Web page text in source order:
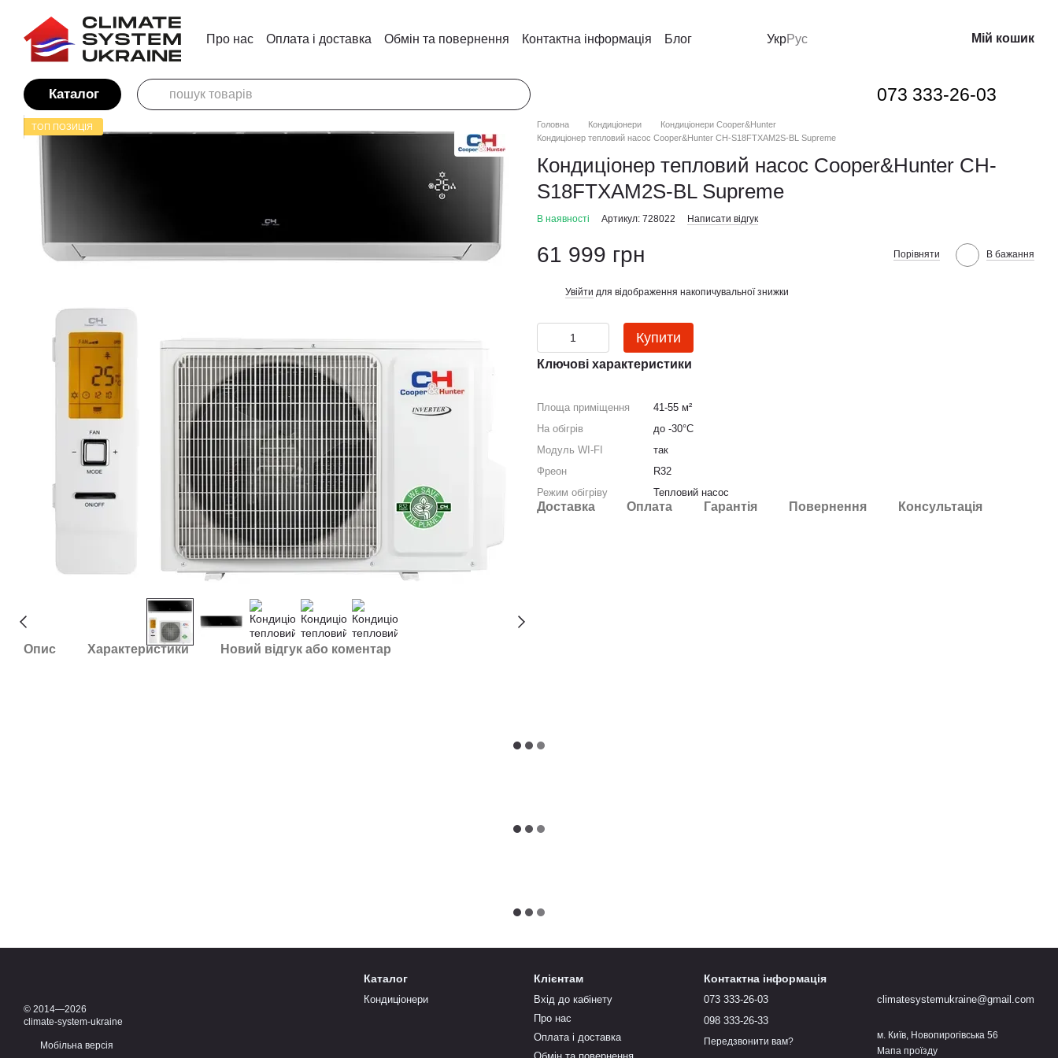
Про нас Оплата і доставка Обмін та повернення Контактна інформація Блог УкрРус Мій кошик
Каталог 073 333-26-03
ТОП ПОЗИЦІЯ
Опис Характеристики Новий відгук або коментар
Головна Кондиціонери
Кондиціонери Cooper&Hunter
Кондиціонер тепловий насос Cooper&Hunter CH-S18FTXAM2S-BL Supreme
Кондиціонер тепловий насос Cooper&Hunter CH-
S18FTXAM2S-BL Supreme
В наявності Артикул: 728022 Написати відгук
61 999 грн Порівняти В бажання
Увійти для відображення накопичувальної знижки
Купити
Ключові характеристики
Площа приміщення
41-55 м²
На обігрів
до -30°C
Модуль WI-FI
так
Фреон
R32
Режим обігріву
Тепловий насос
Доставка Оплата Гарантія Повернення Консультація
© 2014—2026
climate-system-ukraine
Мобільна версія
Каталог
Кондиціонери
Клієнтам
Вхід до кабінету
Про нас
Оплата і доставка
Контактна інформація
073 333-26-03
098 333-26-33
Передзвонити вам?
climatesystemukraine@gmail.com
м. Київ, Новопирогівська 56
Мапа проїзду